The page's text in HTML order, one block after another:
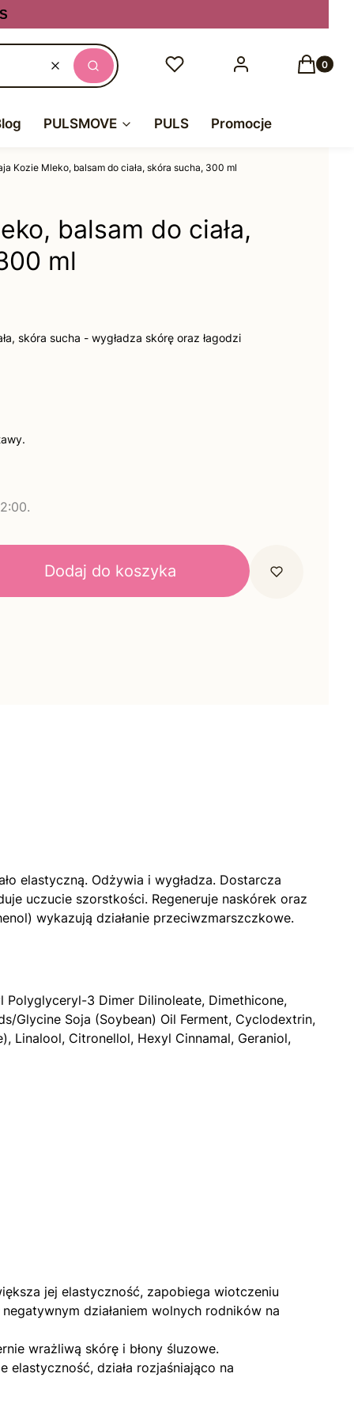
WyczyśćSzukaj
Ulubione Zaloguj się Koszyk
PULSMOVE PULS Promocje
Kozie Mleko, balsam do ciała, skóra sucha, 300 ml
balsam do ciała,
ml
skóra sucha - wygładza skórę oraz łagodzi
Dodaj do koszyka
elastyczną. Odżywia i wygładza. Dostarcza
uczucie szorstkości. Regeneruje naskórek oraz
wykazują działanie przeciwzmarszczkowe.
Polyglyceryl-3 Dimer Dilinoleate, Dimethicone,
Glycine Soja (Soybean) Oil Ferment, Cyclodextrin,
Linalool, Citronellol, Hexyl Cinnamal, Geraniol,
jej elastyczność, zapobiega wiotczeniu
działaniem wolnych rodników na
wrażliwą skórę i błony śluzowe.
działa rozjaśniająco na